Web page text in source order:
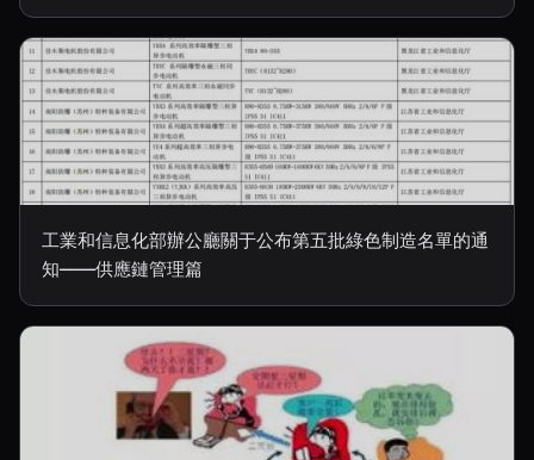
工業和信息化部辦公廳關于公布第五批綠色制造名單的通
知——供應鏈管理篇